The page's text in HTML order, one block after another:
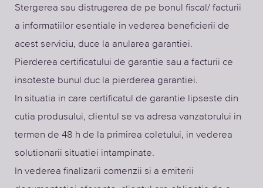
Stergerea sau distrugerea de pe bonul fiscal/ facturii
a informatiilor esentiale in vederea beneficierii de
acest serviciu, duce la anularea garantiei.
Pierderea certificatului de garantie sau a facturii ce
insoteste bunul duc la pierderea garantiei.
In situatia in care certificatul de garantie lipseste din
cutia produsului, clientul se va adresa vanzatorului in
termen de 48 h de la primirea coletului, in vederea
solutionarii situatiei intampinate.
In vederea finalizarii comenzii si a emiterii